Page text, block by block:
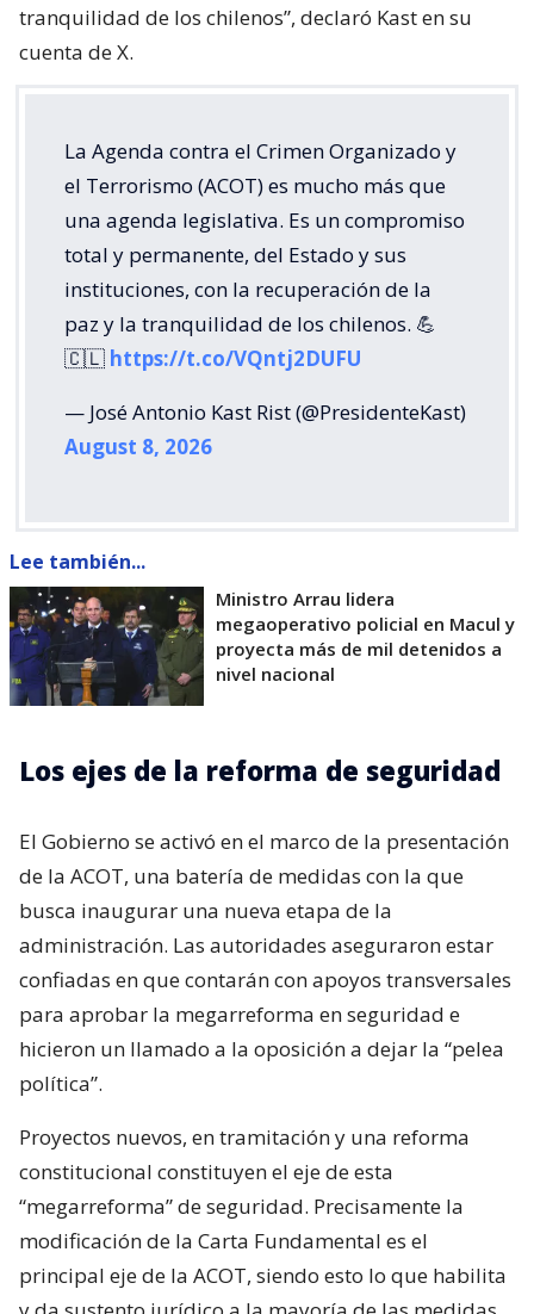
tranquilidad de los chilenos”, declaró Kast en su
cuenta de X.
La Agenda contra el Crimen Organizado y
el Terrorismo (ACOT) es mucho más que
una agenda legislativa. Es un compromiso
total y permanente, del Estado y sus
instituciones, con la recuperación de la
paz y la tranquilidad de los chilenos. 💪
🇨🇱 https://t.co/VQntj2DUFU
— José Antonio Kast Rist (@PresidenteKast)
August 8, 2026
Lee también...
Ministro Arrau lidera
megaoperativo policial en Macul y
proyecta más de mil detenidos a
nivel nacional
Los ejes de la reforma de seguridad
El Gobierno se activó en el marco de la presentación
de la ACOT, una batería de medidas con la que
busca inaugurar una nueva etapa de la
administración. Las autoridades aseguraron estar
confiadas en que contarán con apoyos transversales
para aprobar la megarreforma en seguridad e
hicieron un llamado a la oposición a dejar la “pelea
política”.
Proyectos nuevos, en tramitación y una reforma
constitucional constituyen el eje de esta
“megarreforma” de seguridad. Precisamente la
modificación de la Carta Fundamental es el
principal eje de la ACOT, siendo esto lo que habilita